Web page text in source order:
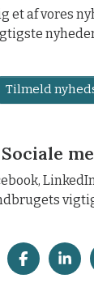
et af vores
Tilmeld
Sociale